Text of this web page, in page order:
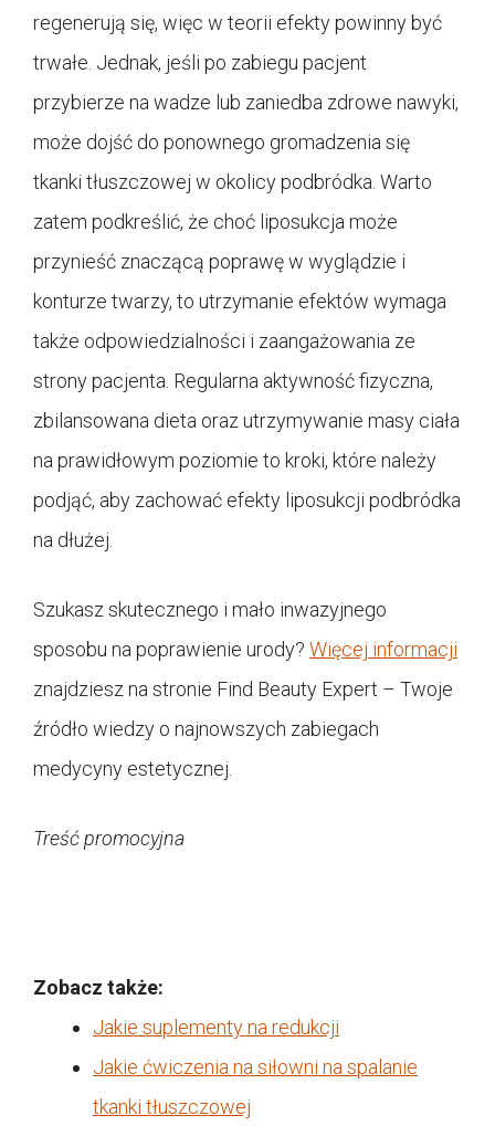
regenerują się, więc w teorii efekty powinny być
trwałe. Jednak, jeśli po zabiegu pacjent
przybierze na wadze lub zaniedba zdrowe nawyki,
może dojść do ponownego gromadzenia się
tkanki tłuszczowej w okolicy podbródka. Warto
zatem podkreślić, że choć liposukcja może
przynieść znaczącą poprawę w wyglądzie i
konturze twarzy, to utrzymanie efektów wymaga
także odpowiedzialności i zaangażowania ze
strony pacjenta. Regularna aktywność fizyczna,
zbilansowana dieta oraz utrzymywanie masy ciała
na prawidłowym poziomie to kroki, które należy
podjąć, aby zachować efekty liposukcji podbródka
na dłużej.
Szukasz skutecznego i mało inwazyjnego
sposobu na poprawienie urody? Więcej informacji
znajdziesz na stronie Find Beauty Expert – Twoje
źródło wiedzy o najnowszych zabiegach
medycyny estetycznej.
Treść promocyjna
Zobacz także:
Jakie suplementy na redukcji
Jakie ćwiczenia na siłowni na spalanie
tkanki tłuszczowej